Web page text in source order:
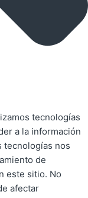
tecnologías
a la información
tecnologías nos
de
este sitio. No
afectar